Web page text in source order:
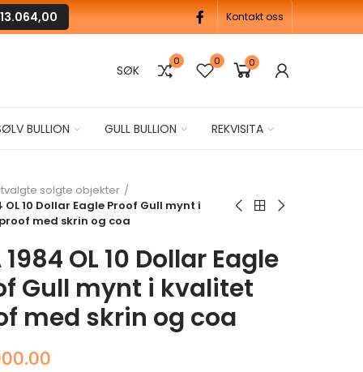
Kontakt oss
SØK
0 0 0
BULLION GULL BULLION REKVISITA
13.064,00
solgte objekter
OL 10 Dollar Eagle Proof Gull mynt i
med skrin og coa
1984 OL 10 Dollar Eagle
Gull mynt i kvalitet
med skrin og coa